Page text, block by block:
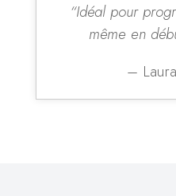
“Idéal pour
même en
–